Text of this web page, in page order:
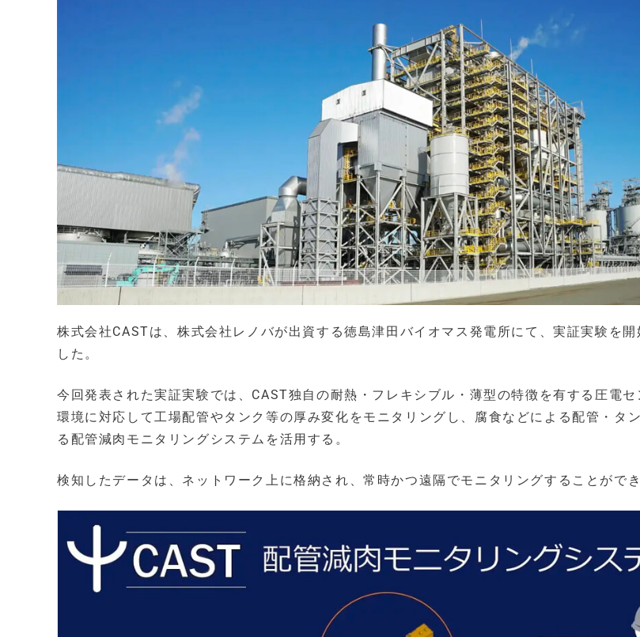
株式会社CASTは、株式会社レノバが出資する徳島津田バイオマス発電所にて、実証実験を
した。
今回発表された実証実験では、CAST独自の耐熱・フレキシブル・薄型の特徴を有する圧電
環境に対応して工場配管やタンク等の厚み変化をモニタリングし、腐食などによる配管・タ
る配管減肉モニタリングシステムを活用する。
検知したデータは、ネットワーク上に格納され、常時かつ遠隔でモニタリングすることができ